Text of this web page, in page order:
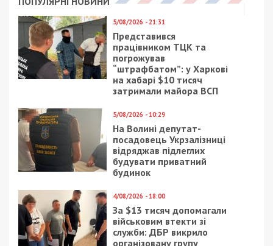
5/08/2026 - 21:31
Представився
працівником ТЦК та
погрожував
“штрафбатом”: у Харкові
на хабарі $10 тисяч
затримали майора ВСП
5/08/2026 - 10:29
На Волині депутат-
посадовець Укрзалізниці
відряджав підлеглих
будувати приватний
будинок
4/08/2026 - 18:00
За $13 тисяч допомагали
військовим втекти зі
служби: ДБР викрило
організовану групу